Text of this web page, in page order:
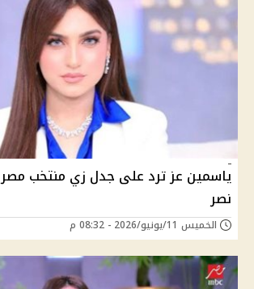
ياسمين عز ترد على جدل زي منتخب مصر
نصر
الخميس 11/يونيو/2026 - 08:32 م